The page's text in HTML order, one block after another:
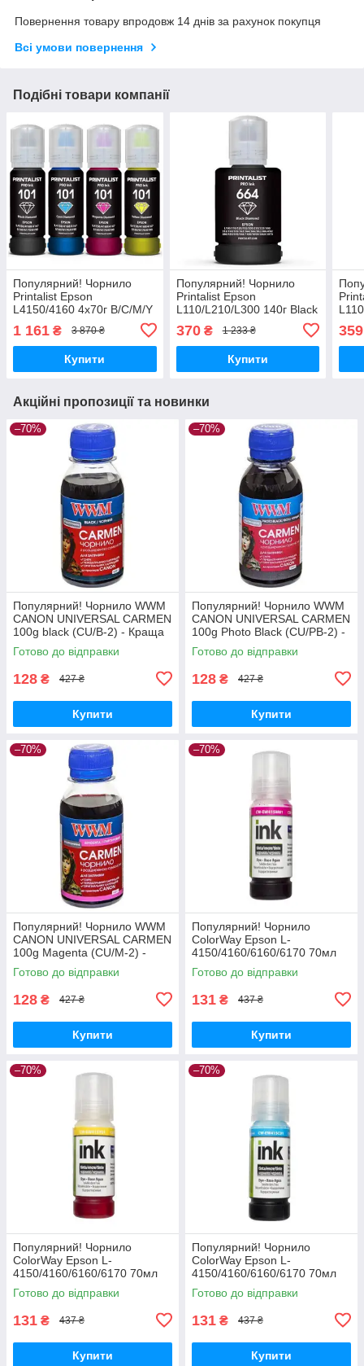
Повернення товару впродовж 14 днів за рахунок покупця
Всі умови повернення
Подібні товари компанії
Популярний! Чорнило
Printalist Epson
L4150/4160 4х70г B/C/M/Y
(PL101SET) - Краща якість
тільки на Nukleon.com.ua
1 161 ₴ 3 870 ₴
Купити
Популярний! Чорнило
Printalist Epson
L110/L210/L300 140г Black
(PL664B) - Краща якість
тільки на Nukleon.com.ua
370₴ 1 233 ₴
Купити
359
Акційні пропозиції та новинки
–70%
Популярний! Чорнило WWM
CANON UNIVERSAL CARMEN
100g black (CU/B-2) - Краща
якість тільки на
Nukleon.com.ua
Готово до відправки
128 ₴ 427 ₴
Купити
–70%
Популярний! Чорнило WWM
CANON UNIVERSAL CARMEN
100g Photo Black (CU/PB-2) -
Краща якість тільки на
Nukleon.com.ua
Готово до відправки
128 ₴ 427 ₴
Купити
–70%
Популярний! Чорнило WWM
CANON UNIVERSAL CARMEN
100g Magenta (CU/M-2) -
Краща якість тільки на
Nukleon.com.ua
Готово до відправки
128 ₴ 427 ₴
Купити
–70%
Популярний! Чорнило
ColorWay Epson L-
4150/4160/6160/6170 70мл
Magenta (CW-EW415M01) -
Краща якість тільки на
Готово до відправки
131 ₴ 437 ₴
Купити
–70%
Популярний! Чорнило
ColorWay Epson L-
4150/4160/6160/6170 70мл
Yellow (CW-EW415Y01) -
Краща якість тільки на
Готово до відправки
131 ₴ 437 ₴
Купити
–70%
Популярний! Чорнило
ColorWay Epson L-
4150/4160/6160/6170 70мл
Cyan (CW-EW415C01) -
Краща якість тільки на
Готово до відправки
131 ₴ 437 ₴
Купити